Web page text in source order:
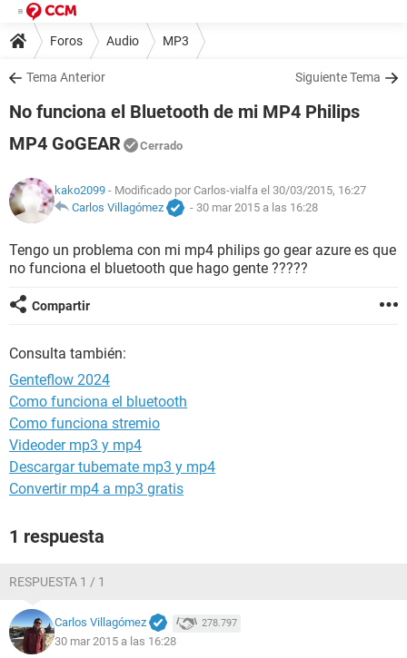
Foros Audio MP3
Tema Anterior Siguiente Tema
No funciona el Bluetooth de mi MP4 Philips
MP4 GoGEAR
Cerrado
kako2099 - Modificado por Carlos-vialfa el 30/03/2015, 16:27
Carlos Villagómez
- 30 mar 2015 a las 16:28
Tengo un problema con mi mp4 philips go gear azure es que
no funciona el bluetooth que hago gente ?????
Compartir
Consulta también:
Genteflow 2024
Como funciona el bluetooth
Como funciona stremio
Videoder mp3 y mp4
Descargar tubemate mp3 y mp4
Convertir mp4 a mp3 gratis
1 respuesta
RESPUESTA 1 / 1
Carlos Villagómez 278.797
30 mar 2015 a las 16:28